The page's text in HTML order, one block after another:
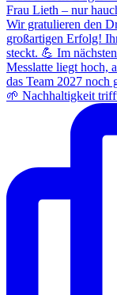
🌱 Nachhaltigkeit